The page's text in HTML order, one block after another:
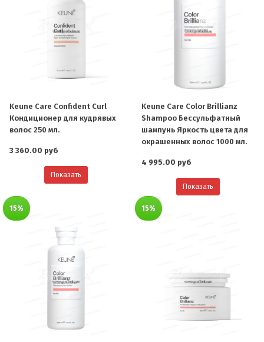
Keune Care Confident Curl
Кондиционер для кудрявых
волос 250 мл.
3 360.00 руб
Показать
Keune Care Color Brillianz
Shampoo Бессульфатный
шампунь Яркость цвета для
окрашенных волос 1000 мл.
4 995.00 руб
Показать
15% 15%